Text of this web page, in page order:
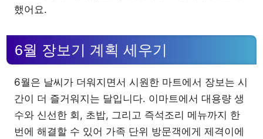
했어요.
6월 장보기 계획 세우기
6월은 날씨가 더워지면서 시원한 마트에서 장보는 시
간이 더 즐거워지는 달입니다. 이마트에서 대용량 생
수와 신선한 회, 초밥, 그리고 즉석조리 메뉴까지 한
번에 해결할 수 있어 가족 단위 방문객에게 제격이에